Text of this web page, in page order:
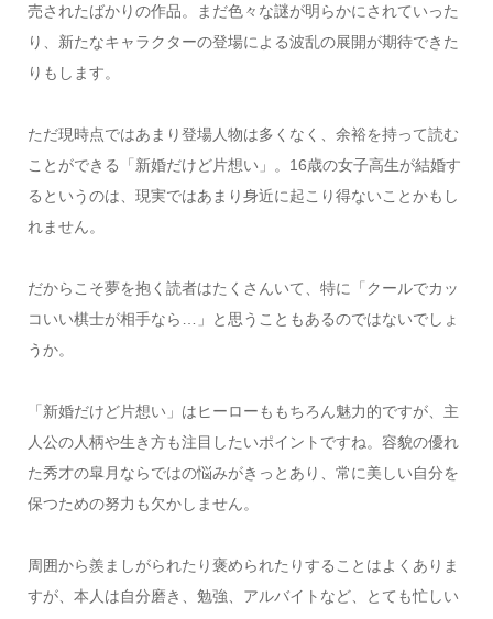
売されたばかりの作品。まだ色々な謎が明らかにされていった
り、新たなキャラクターの登場による波乱の展開が期待できた
りもします。
ただ現時点ではあまり登場人物は多くなく、余裕を持って読む
ことができる「新婚だけど片想い」。16歳の女子高生が結婚す
るというのは、現実ではあまり身近に起こり得ないことかもし
れません。
だからこそ夢を抱く読者はたくさんいて、特に「クールでカッ
コいい棋士が相手なら…」と思うこともあるのではないでしょ
うか。
「新婚だけど片想い」はヒーローももちろん魅力的ですが、主
人公の人柄や生き方も注目したいポイントですね。容貌の優れ
た秀才の皐月ならではの悩みがきっとあり、常に美しい自分を
保つための努力も欠かしません。
周囲から羨ましがられたり褒められたりすることはよくありま
すが、本人は自分磨き、勉強、アルバイトなど、とても忙しい